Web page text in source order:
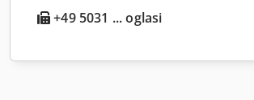
+49 5031 ... oglasi